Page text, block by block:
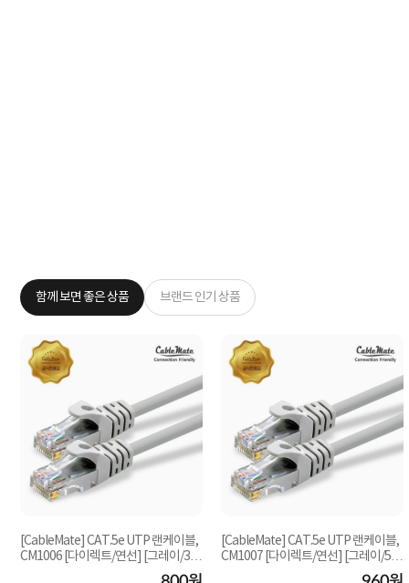
함께 보면 좋은 상품 브랜드 인기 상품
[CableMate] CAT.5e UTP 랜케이블,
CM1006 [다이렉트/연선] [그레이/3
[CableMate] CAT.5e UTP 랜케이블,
CM1007 [다이렉트/연선] [그레이/5